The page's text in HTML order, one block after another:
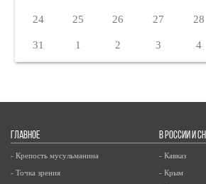
24 25 26 27 28
31 1 2 3 4
ГЛАВНОЕ
- Крепость мусульманина
- Точка зрения
В РОССИИ И СНГ
- Кавказ
- Крым